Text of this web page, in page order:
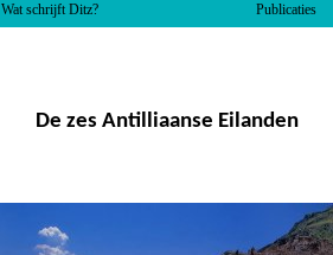
Wat schrijft Ditz? Publicaties
De zes Antilliaanse Eilanden